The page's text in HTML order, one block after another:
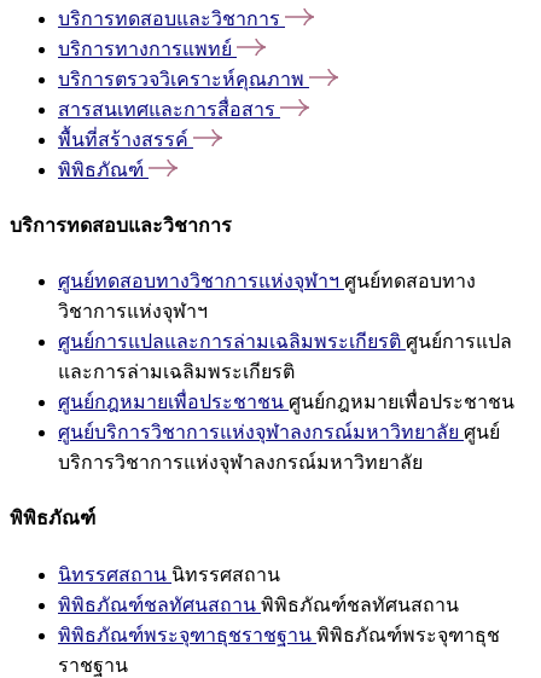
บริการทดสอบและวิชาการ
บริการทางการแพทย์
บริการตรวจวิเคราะห์คุณภาพ
สารสนเทศและการสื่อสาร
พื้นที่สร้างสรรค์
พิพิธภัณฑ์
บริการทดสอบและวิชาการ
ศูนย์ทดสอบทางวิชาการแห่งจุฬาฯ ศูนย์ทดสอบทาง
วิชาการแห่งจุฬาฯ
ศูนย์การแปลและการล่ามเฉลิมพระเกียรติ ศูนย์การแปล
และการล่ามเฉลิมพระเกียรติ
ศูนย์กฎหมายเพื่อประชาชน ศูนย์กฎหมายเพื่อประชาชน
ศูนย์บริการวิชาการแห่งจุฬาลงกรณ์มหาวิทยาลัย ศูนย์
บริการวิชาการแห่งจุฬาลงกรณ์มหาวิทยาลัย
พิพิธภัณฑ์
นิทรรศสถาน นิทรรศสถาน
พิพิธภัณฑ์ชลทัศนสถาน พิพิธภัณฑ์ชลทัศนสถาน
พิพิธภัณฑ์พระจุฑาธุชราชฐาน พิพิธภัณฑ์พระจุฑาธุช
ราชฐาน